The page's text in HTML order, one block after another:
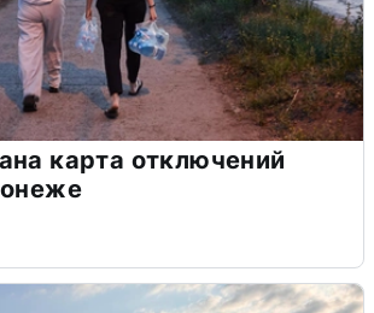
карта отключений